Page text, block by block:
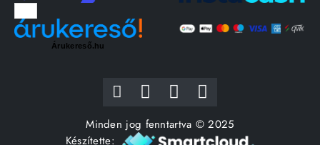
Árukereső.hu
Minden jog fenntartva © 2025
Készítette: